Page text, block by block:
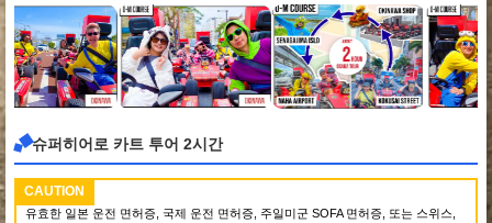
슈퍼히어로 카트 투어 2시간
CAUTION
유효한 일본 운전 면허증, 국제 운전 면허증, 주일미군 SOFA 면허증, 또는 스위스,